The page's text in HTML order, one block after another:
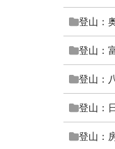
登山：
登山：
登山：
登山：
登山：